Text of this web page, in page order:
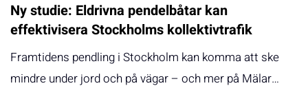
Ny studie: Eldrivna pendelbåtar kan
effektivisera Stockholms kollektivtrafik
Framtidens pendling i Stockholm kan komma att ske
mindre under jord och på vägar – och mer på Mälar…